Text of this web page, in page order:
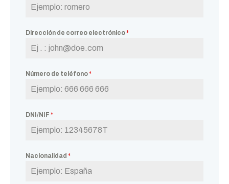
Dirección de correo electrónico*
Número de teléfono*
DNI/NIF *
Nacionalidad *